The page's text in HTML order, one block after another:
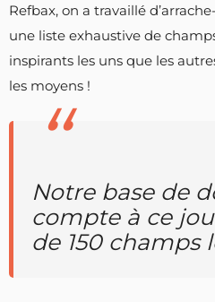
Refbax, on a travaillé
une liste exhaustive de
inspirants les uns que les
les moyens !
Notre base de
compte à ce
de 150 champs